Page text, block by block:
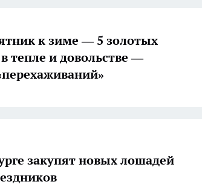
к зиме — 5 золотых
тепле и довольстве —
закупят новых лошадей